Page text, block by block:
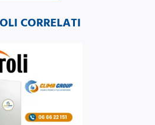
CORRELATI